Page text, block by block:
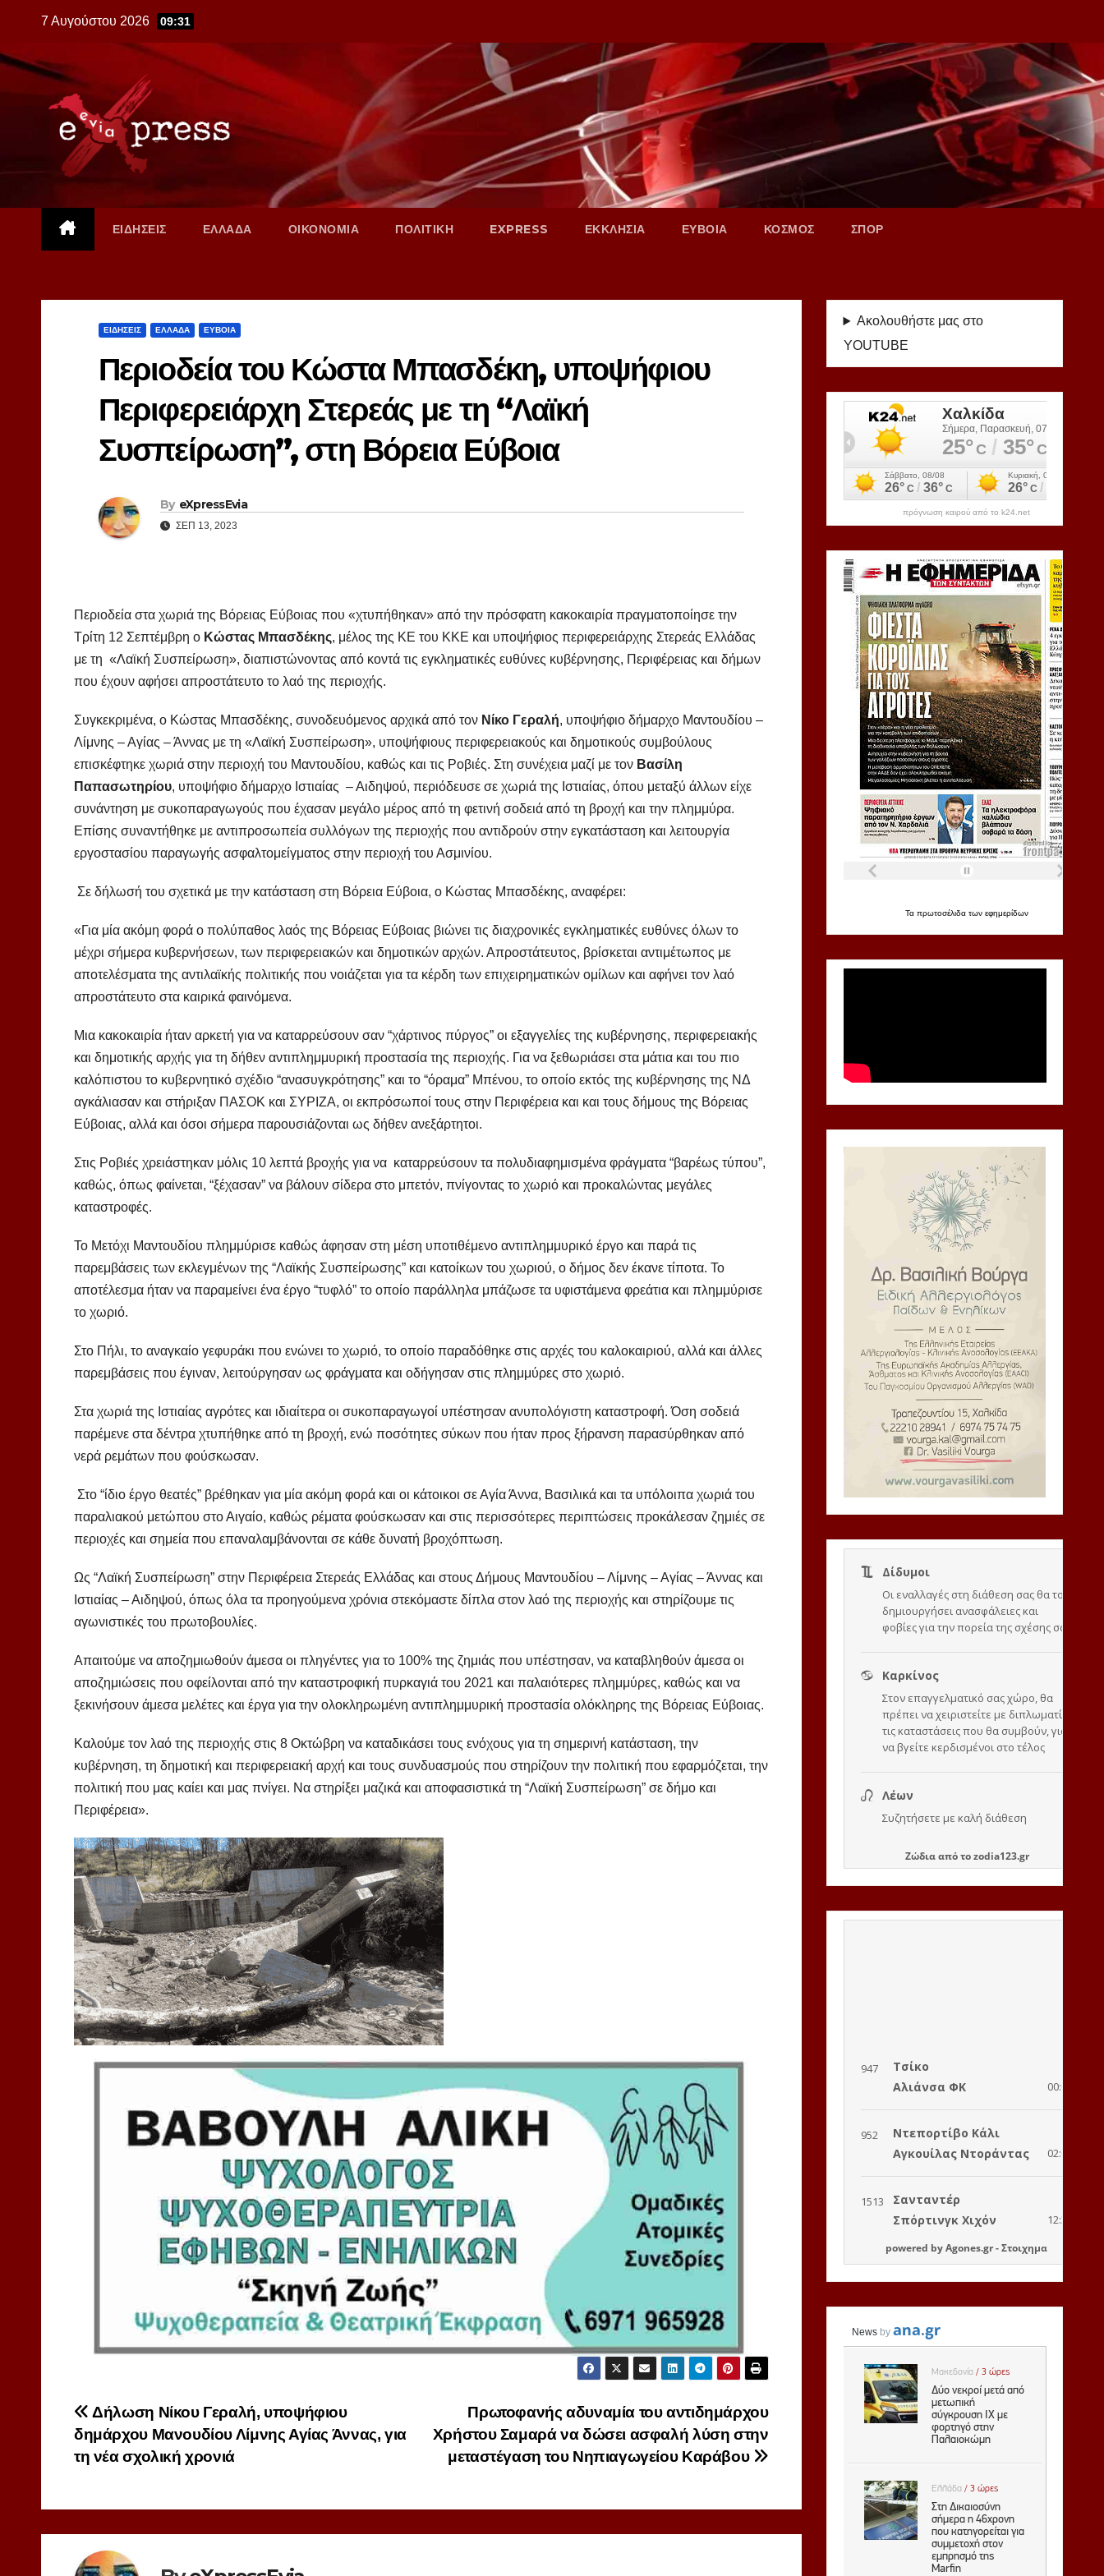
content
7 Αυγούστου 2026 09:31
ΕΙΔΗΣΕΙΣ ΕΛΛΑΔΑ ΟΙΚΟΝΟΜΙΑ ΠΟΛΙΤΙΚΗ EXPRESS ΕΚΚΛΗΣΙΑ ΕΥΒΟΙΑ ΚΟΣΜΟΣ ΣΠΟΡ
ΕΙΔΗΣΕΙΣ ΕΛΛΑΔΑ ΕΥΒΟΙΑ
Περιοδεία του Κώστα Μπασδέκη, υποψήφιου
Περιφερειάρχη Στερεάς με τη “Λαϊκή
Συσπείρωση”, στη Βόρεια Εύβοια
By eXpressEvia
ΣΕΠ 13, 2023
Περιοδεία στα χωριά της Βόρειας Εύβοιας που «χτυπήθηκαν» από την πρόσφατη κακοκαιρία πραγματοποίησε την
Τρίτη 12 Σεπτέμβρη ο Κώστας Μπασδέκης, μέλος της ΚΕ του ΚΚΕ και υποψήφιος περιφερειάρχης Στερεάς Ελλάδας
με τη «Λαϊκή Συσπείρωση», διαπιστώνοντας από κοντά τις εγκληματικές ευθύνες κυβέρνησης, Περιφέρειας και δήμων
που έχουν αφήσει απροστάτευτο το λαό της περιοχής.
Συγκεκριμένα, ο Κώστας Μπασδέκης, συνοδευόμενος αρχικά από τον Νίκο Γεραλή, υποψήφιο δήμαρχο Μαντουδίου –
Λίμνης – Αγίας – Άννας με τη «Λαϊκή Συσπείρωση», υποψήφιους περιφερειακούς και δημοτικούς συμβούλους
επισκέφτηκε χωριά στην περιοχή του Μαντουδίου, καθώς και τις Ροβιές. Στη συνέχεια μαζί με τον Βασίλη
Παπασωτηρίου, υποψήφιο δήμαρχο Ιστιαίας – Αιδηψού, περιόδευσε σε χωριά της Ιστιαίας, όπου μεταξύ άλλων είχε
συνάντηση με συκοπαραγωγούς που έχασαν μεγάλο μέρος από τη φετινή σοδειά από τη βροχή και την πλημμύρα.
Επίσης συναντήθηκε με αντιπροσωπεία συλλόγων της περιοχής που αντιδρούν στην εγκατάσταση και λειτουργία
εργοστασίου παραγωγής ασφαλτομείγματος στην περιοχή του Ασμινίου.
Σε δήλωσή του σχετικά με την κατάσταση στη Βόρεια Εύβοια, ο Κώστας Μπασδέκης, αναφέρει:
«Για μία ακόμη φορά ο πολύπαθος λαός της Βόρειας Εύβοιας βιώνει τις διαχρονικές εγκληματικές ευθύνες όλων το
μέχρι σήμερα κυβερνήσεων, των περιφερειακών και δημοτικών αρχών. Απροστάτευτος, βρίσκεται αντιμέτωπος με
αποτελέσματα της αντιλαϊκής πολιτικής που νοιάζεται για τα κέρδη των επιχειρηματικών ομίλων και αφήνει τον λαό
απροστάτευτο στα καιρικά φαινόμενα.
Μια κακοκαιρία ήταν αρκετή για να καταρρεύσουν σαν “χάρτινος πύργος” οι εξαγγελίες της κυβέρνησης, περιφερειακής
και δημοτικής αρχής για τη δήθεν αντιπλημμυρική προστασία της περιοχής. Για να ξεθωριάσει στα μάτια και του πιο
καλόπιστου το κυβερνητικό σχέδιο “ανασυγκρότησης” και το “όραμα” Μπένου, το οποίο εκτός της κυβέρνησης της ΝΔ
αγκάλιασαν και στήριξαν ΠΑΣΟΚ και ΣΥΡΙΖΑ, οι εκπρόσωποί τους στην Περιφέρεια και και τους δήμους της Βόρειας
Εύβοιας, αλλά και όσοι σήμερα παρουσιάζονται ως δήθεν ανεξάρτητοι.
Στις Ροβιές χρειάστηκαν μόλις 10 λεπτά βροχής για να καταρρεύσουν τα πολυδιαφημισμένα φράγματα “βαρέως τύπου”,
καθώς, όπως φαίνεται, “ξέχασαν” να βάλουν σίδερα στο μπετόν, πνίγοντας το χωριό και προκαλώντας μεγάλες
καταστροφές.
Το Μετόχι Μαντουδίου πλημμύρισε καθώς άφησαν στη μέση υποτιθέμενο αντιπλημμυρικό έργο και παρά τις
παρεμβάσεις των εκλεγμένων της “Λαϊκής Συσπείρωσης” και κατοίκων του χωριού, ο δήμος δεν έκανε τίποτα. Το
αποτέλεσμα ήταν να παραμείνει ένα έργο “τυφλό” το οποίο παράλληλα μπάζωσε τα υφιστάμενα φρεάτια και πλημμύρισε
το χωριό.
Στο Πήλι, το αναγκαίο γεφυράκι που ενώνει το χωριό, το οποίο παραδόθηκε στις αρχές του καλοκαιριού, αλλά και άλλες
παρεμβάσεις που έγιναν, λειτούργησαν ως φράγματα και οδήγησαν στις πλημμύρες στο χωριό.
Στα χωριά της Ιστιαίας αγρότες και ιδιαίτερα οι συκοπαραγωγοί υπέστησαν ανυπολόγιστη καταστροφή. Όση σοδειά
παρέμενε στα δέντρα χτυπήθηκε από τη βροχή, ενώ ποσότητες σύκων που ήταν προς ξήρανση παρασύρθηκαν από
νερά ρεμάτων που φούσκωσαν.
Στο “ίδιο έργο θεατές” βρέθηκαν για μία ακόμη φορά και οι κάτοικοι σε Αγία Άννα, Βασιλικά και τα υπόλοιπα χωριά του
παραλιακού μετώπου στο Αιγαίο, καθώς ρέματα φούσκωσαν και στις περισσότερες περιπτώσεις προκάλεσαν ζημιές σε
περιοχές και σημεία που επαναλαμβάνονται σε κάθε δυνατή βροχόπτωση.
Ως “Λαϊκή Συσπείρωση” στην Περιφέρεια Στερεάς Ελλάδας και στους Δήμους Μαντουδίου – Λίμνης – Αγίας – Άννας και
Ιστιαίας – Αιδηψού, όπως όλα τα προηγούμενα χρόνια στεκόμαστε δίπλα στον λαό της περιοχής και στηρίζουμε τις
αγωνιστικές του πρωτοβουλίες.
Απαιτούμε να αποζημιωθούν άμεσα οι πληγέντες για το 100% της ζημιάς που υπέστησαν, να καταβληθούν άμεσα οι
αποζημιώσεις που οφείλονται από την καταστροφική πυρκαγιά του 2021 και παλαιότερες πλημμύρες, καθώς και να
ξεκινήσουν άμεσα μελέτες και έργα για την ολοκληρωμένη αντιπλημμυρική προστασία ολόκληρης της Βόρειας Εύβοιας.
Καλούμε τον λαό της περιοχής στις 8 Οκτώβρη να καταδικάσει τους ενόχους για τη σημερινή κατάσταση, την
κυβέρνηση, τη δημοτική και περιφερειακή αρχή και τους συνδυασμούς που στηρίζουν την πολιτική που εφαρμόζεται, την
πολιτική που μας καίει και μας πνίγει. Να στηρίξει μαζικά και αποφασιστικά τη “Λαϊκή Συσπείρωση” σε δήμο και
Περιφέρεια».
Πλοήγηση
άρθρων
Πρωτοφανής αδυναμία του αντιδημάρχου
Χρήστου Σαμαρά να δώσει ασφαλή λύση στην
μεταστέγαση του Νηπιαγωγείου Καράβου
Δήλωση Νίκου Γεραλή, υποψήφιου
δημάρχου Μανουδίου Λίμνης Αγίας Άννας, για
τη νέα σχολική χρονιά
Ακολουθήστε μας στο
YOUTUBE
πρόγνωση καιρού από το k24.net
Τα πρωτοσέλιδα των εφημερίδων
Ζώδιααπό τοzodia123.gr
powered byAgones.gr-Στοιχημα